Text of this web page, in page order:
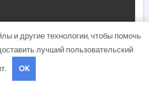
и другие технологии, чтобы помочь
лучший пользовательский
OK